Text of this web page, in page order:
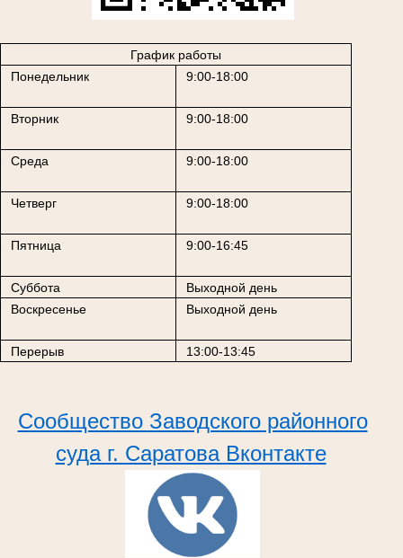
График работы
Понедельник
9:00-18:00
Вторник 9:00-18:00
Среда 9:00-18:00
Четверг 9:00-18:00
Пятница 9:00-16:45
Суббота
Выходной день
Воскресенье
Выходной день
Перерыв 13:00-13:45
Сообщество Заводского районного
суда г. Саратова Вконтакте